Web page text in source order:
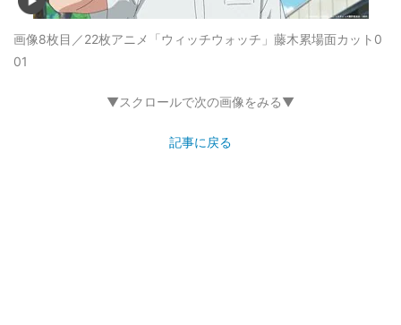
画像8枚目／22枚アニメ「ウィッチウォッチ」藤木累場面カット0
01
▼スクロールで次の画像をみる▼
記事に戻る